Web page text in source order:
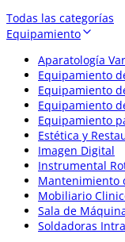
Todas las categorías
Equipamiento
Aparatología
Equipamiento
Equipamiento
Equipamiento
Equipamiento
Estética y
Imagen Digital
Instrumental
Mantenimiento
Mobiliario
Sala de
Soldadoras